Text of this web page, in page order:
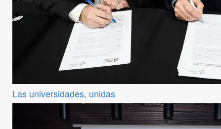
Las universidades, unidas